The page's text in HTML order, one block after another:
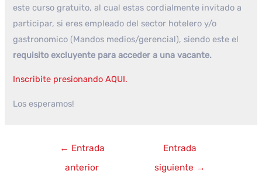
este curso gratuito, al cual estas cordialmente invitado a
participar, si eres empleado del sector hotelero y/o
gastronomico (Mandos medios/gerencial), siendo este el
requisito excluyente para acceder a una vacante.
Inscribite presionando AQUI.
Los esperamos!
Navegación
← Entrada
anterior
Entrada
siguiente →